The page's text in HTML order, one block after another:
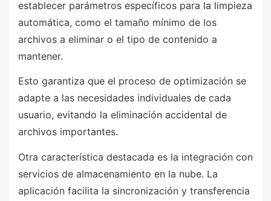
establecer parámetros específicos para la limpieza
automática, como el tamaño mínimo de los
archivos a eliminar o el tipo de contenido a
mantener.
Esto garantiza que el proceso de optimización se
adapte a las necesidades individuales de cada
usuario, evitando la eliminación accidental de
archivos importantes.
Otra característica destacada es la integración con
servicios de almacenamiento en la nube. La
aplicación facilita la sincronización y transferencia